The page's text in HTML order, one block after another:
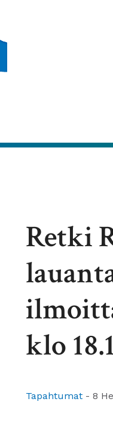
Retki
klo
Tapahtumat - 8